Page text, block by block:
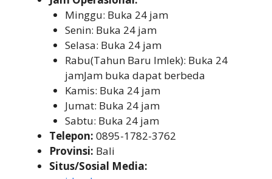
Minggu: Buka 24 jam
Senin: Buka 24 jam
Selasa: Buka 24 jam
Rabu(Tahun Baru Imlek): Buka 24
jamJam buka dapat berbeda
Kamis: Buka 24 jam
Jumat: Buka 24 jam
Sabtu: Buka 24 jam
Telepon: 0895-1782-3762
Provinsi: Bali
Situs/Sosial Media: